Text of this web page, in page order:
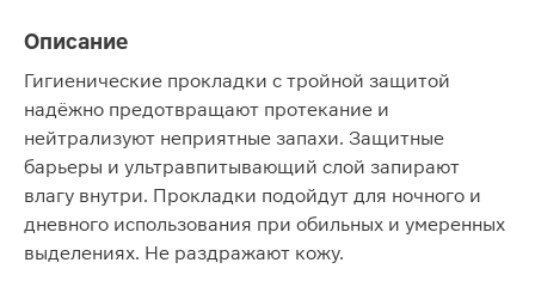
Описание
Гигиенические прокладки с тройной защитой
надёжно предотвращают протекание и
нейтрализуют неприятные запахи. Защитные
барьеры и ультравпитывающий слой запирают
влагу внутри. Прокладки подойдут для ночного и
дневного использования при обильных и умеренных
выделениях. Не раздражают кожу.